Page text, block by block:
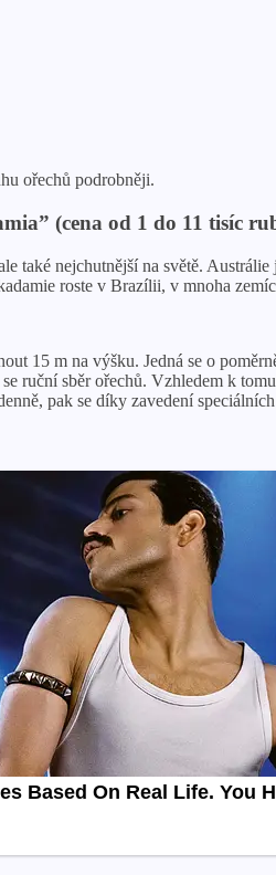
ořechů podrobněji.
(cena od 1 do 11 tisíc
také nejchutnější na světě.
roste v Brazílii, v mnoha
15 m na výšku. Jedná se o
ruční sběr ořechů. Vzhledem k
pak se díky zavedení